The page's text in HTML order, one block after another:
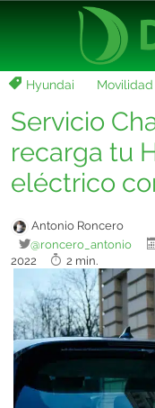
Hyundai Movilidad
Servicio
recarga tu
eléctrico
Antonio Roncero
@roncero_antonio
2022
2 min.